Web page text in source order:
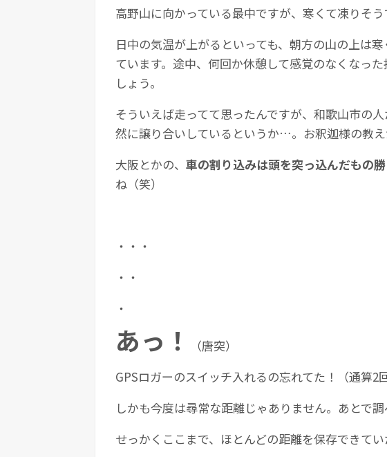
高野山に向かっている最中ですが、寒くて凍りそう
日中の気温が上がるといっても、朝方の山の上は
ています。途中、何回か休憩して感覚のなくなっ
しょう。
そういえば走ってて思ったんですが、和歌山市の
然に譲り合いしているというか…。お釈迦様の教
大阪とかの、 車の割り込みは頭を突っ込んだもの
ね（笑）
・・・
・・
・
あっ！
（唐突）
GPSロガーのスイッチ入れるの忘れてた！（通算2回
しかも今度は尋常な距離じゃありません。あとで
せっかくここまで、ほとんどの距離を保存できてい